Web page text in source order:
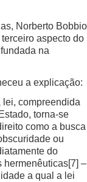
Norberto Bobbio
aspecto do
na
a explicação:
lei, compreendida
torna-se
como a busca
ou
do
hermenêuticas[7] –
a qual a lei